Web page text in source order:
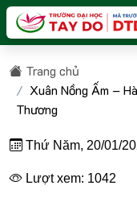
Trang chủ
Xuân Nồng Ấm –
Thương
Thứ Năm, 20/01/
Lượt xem: 1042